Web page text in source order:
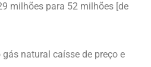
milhões para 52 milhões [de
natural caísse de preço e